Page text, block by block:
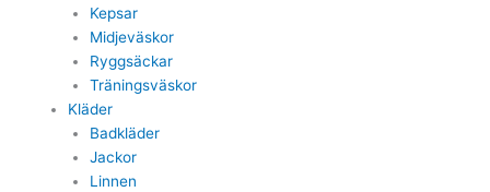
Kepsar
Midjeväskor
Ryggsäckar
Träningsväskor
Kläder
Badkläder
Jackor
Linnen